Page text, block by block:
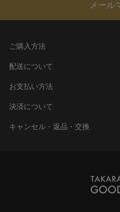
メール
ご購入方法
配送について
お支払い方法
決済について
キャンセル・返品・交換